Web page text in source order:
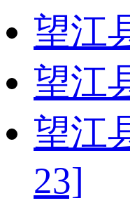
望江
望江
望江
23]